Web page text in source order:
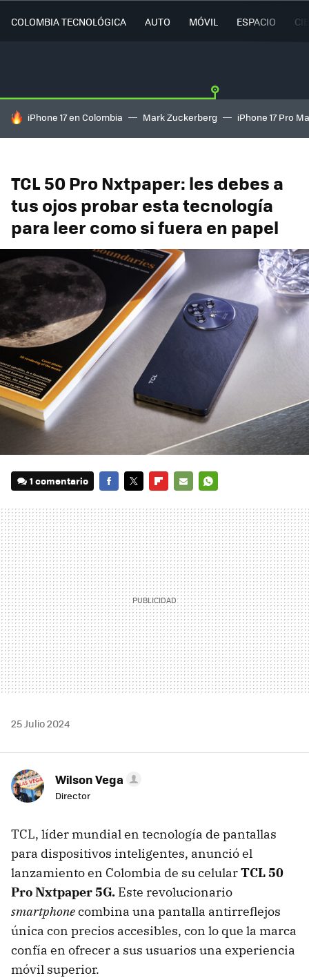
COLOMBIA TECNOLÓGICA AUTO MÓVIL ESPACIO
HOY SE HABLA DE
iPhone 17 en Colombia Mark Zuckerberg iPhone 17 Pro
TCL 50 Pro Nxtpaper: les debes a
tus ojos probar esta tecnología
para leer como si fuera en papel
1 comentario
MAIL
25 Julio 2024
Wilson Vega
Director
TCL, líder mundial en tecnología de pantallas
para dispositivos inteligentes, anunció el
lanzamiento en Colombia de su celularTCL 50
Pro Nxtpaper 5G. Este revolucionario
smartphonecombina una pantalla antirreflejos
única con precios accesibles, con lo que la marca
confía en ofrecer a sus usuarios una experiencia
móvil superior.